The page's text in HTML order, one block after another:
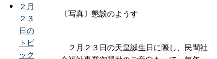
〔写真〕懇談のようす
２月２３日の天皇誕生日に際し、民間社
２月
２３
日の
トピ
ック